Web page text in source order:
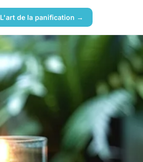
L'art de la panification →